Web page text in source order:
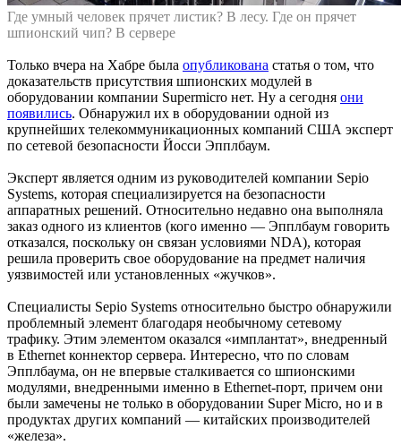
Где умный человек прячет листик? В лесу. Где он прячет
шпионский чип? В сервере
Только вчера на Хабре была опубликована статья о том, что
доказательств присутствия шпионских модулей в
оборудовании компании Supermicro нет. Ну а сегодня они
появились. Обнаружил их в оборудовании одной из
крупнейших телекоммуникационных компаний США эксперт
по сетевой безопасности Йосси Эпплбаум.
Эксперт является одним из руководителей компании Sepio
Systems, которая специализируется на безопасности
аппаратных решений. Относительно недавно она выполняла
заказ одного из клиентов (кого именно — Эпплбаум говорить
отказался, поскольку он связан условиями NDA), которая
решила проверить свое оборудование на предмет наличия
уязвимостей или установленных «жучков».
Специалисты Sepio Systems относительно быстро обнаружили
проблемный элемент благодаря необычному сетевому
трафику. Этим элементом оказался «имплантат», внедренный
в Ethernet коннектор сервера. Интересно, что по словам
Эпплбаума, он не впервые сталкивается со шпионскими
модулями, внедренными именно в Ethernet-порт, причем они
были замечены не только в оборудовании Super Micro, но и в
продуктах других компаний — китайских производителей
«железа».